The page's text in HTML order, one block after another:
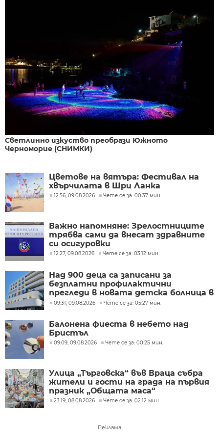
Светлинно изкуство преобрази Южното
Черноморие (СНИМКИ)
Цветове на вятъра: Фестивал на
хвърчилата в Шри Ланка
12:56, 09.08.2026 Чете се за: 00:37 мин.
Важно напомняне: Зрелостниците
трябва сами да внесат здравните
си осигуровки
12:27, 09.08.2026 Чете се за: 03:12 мин.
Над 900 деца са записани за
безплатни профилактични
прегледи в новата детска болница в
Бургас
09:31, 09.08.2026 Чете се за: 05:27 мин.
Балонена фиеста в небето над
Бристъл
09:09, 09.08.2026 Чете се за: 00:25 мин.
Улица „Търговска“ във Враца събра
жители и гости на града на първия
празник „Общата маса“
23:19, 08.08.2026 Чете се за: 02:12 мин.
Реклама